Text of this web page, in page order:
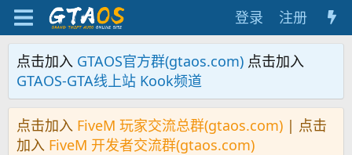
登录 注册
点击加入 GTAOS官方群(gtaos.com) 点击加入
GTAOS-GTA线上站 Kook频道
点击加入 FiveM 玩家交流总群(gtaos.com) | 点击
加入 FiveM 开发者交流群(gtaos.com)